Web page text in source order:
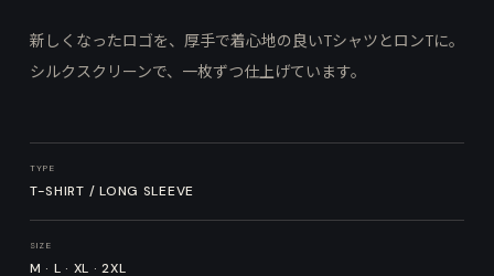
新しくなったロゴを、厚手で着心地の良いTシャツとロンTに。
シルクスクリーンで、一枚ずつ仕上げています。
TYPE
T-SHIRT / LONG SLEEVE
SIZE
M · L · XL · 2XL